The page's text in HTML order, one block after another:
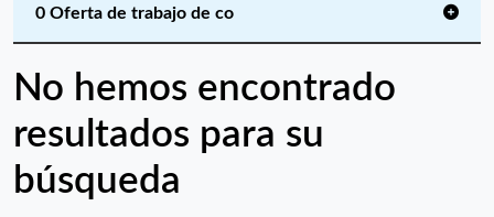
0 Oferta de trabajo de co
No hemos encontrado
resultados para su
búsqueda